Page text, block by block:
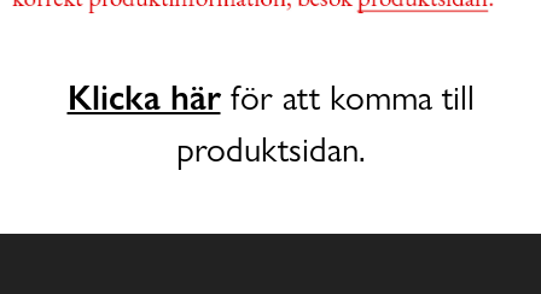
Klicka härför att komma till
produktsidan.